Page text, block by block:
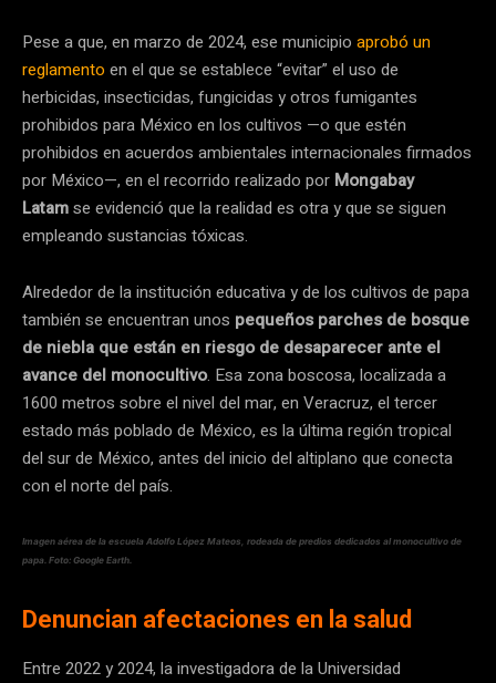
Pese a que, en marzo de 2024, ese municipio aprobó un
reglamento en el que se establece “evitar” el uso de
herbicidas, insecticidas, fungicidas y otros fumigantes
prohibidos para México en los cultivos —o que estén
prohibidos en acuerdos ambientales internacionales firmados
por México—, en el recorrido realizado por Mongabay
Latamse evidenció que la realidad es otra y que se siguen
empleando sustancias tóxicas.
Alrededor de la institución educativa y de los cultivos de papa
también se encuentran unos pequeños parches de bosque
de niebla que están en riesgo de desaparecer ante el
avance del monocultivo. Esa zona boscosa, localizada a
1600 metros sobre el nivel del mar, en Veracruz, el tercer
estado más poblado de México, es la última región tropical
del sur de México, antes del inicio del altiplano que conecta
con el norte del país.
Imagen aérea de la escuela Adolfo López Mateos, rodeada de predios dedicados al monocultivo de
papa. Foto: Google Earth.
Denuncian afectaciones en la salud
Entre 2022 y 2024, la investigadora de la Universidad